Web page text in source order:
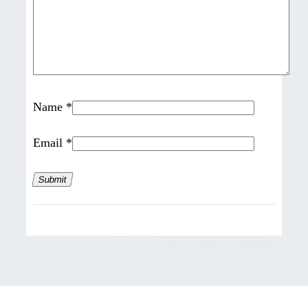
Name *
Email *